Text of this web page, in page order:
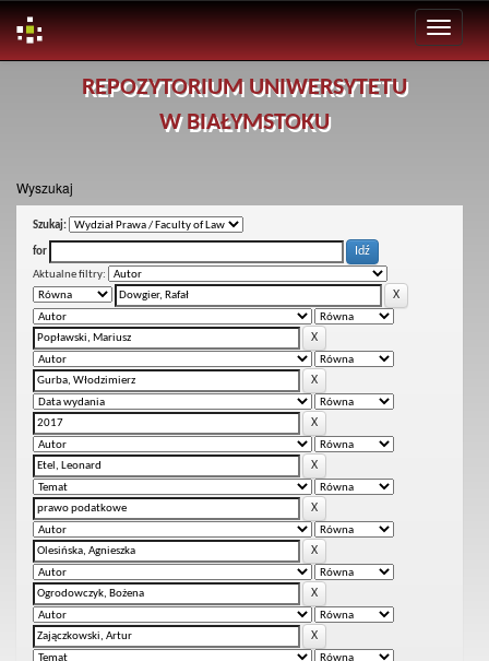
REPOZYTORIUM UNIWERSYTETU
W BIAŁYMSTOKU
Wyszukaj
Szukaj:
for
Aktualne filtry: